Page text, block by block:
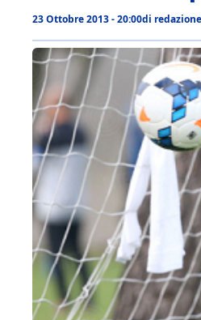
23 Ottobre 2013 - 20:00di redazione